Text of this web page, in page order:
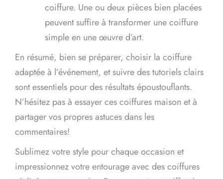
coiffure. Une ou deux pièces bien placées
peuvent suffire à transformer une coiffure
simple en une œuvre d’art.
En résumé, bien se préparer, choisir la coiffure
adaptée à l’événement, et suivre des tutoriels clairs
sont essentiels pour des résultats époustouflants.
N’hésitez pas à essayer ces coiffures maison et à
partager vos propres astuces dans les
commentaires!
Sublimez votre style pour chaque occasion et
impressionnez votre entourage avec des coiffures